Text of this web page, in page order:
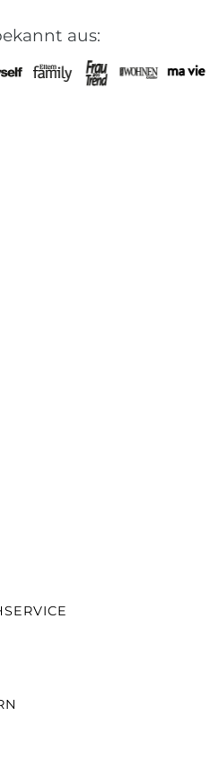
aus: